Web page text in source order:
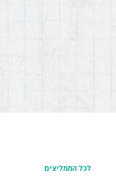
לכל הממליצים